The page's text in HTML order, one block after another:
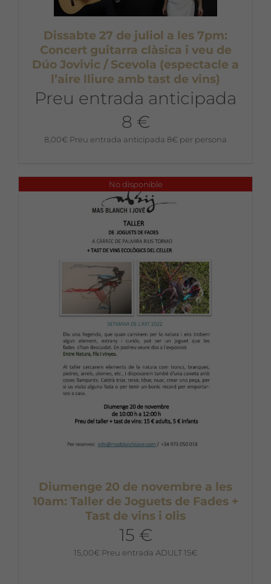
Dissabte 27 de juliol a les 7pm:
Concert guitarra clàsica i veu de
Dúo Jovivic / Scevola (espectacle a
l’aire lliure amb tast de vins)
Preu entrada anticipada
8 €
8,00€ Preu entrada anticipada 8€ per persona
No disponible
Diumenge 20 de novembre a les
10am: Taller de Joguets de Fades +
Tast de vins i olis
15 €
15,00€ Preu entrada ADULT 15€